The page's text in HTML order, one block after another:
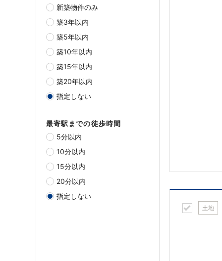
新築物件のみ
築3年以内
築5年以内
築10年以内
築15年以内
築20年以内
指定しない
最寄駅までの徒歩時間
5分以内
10分以内
15分以内
20分以内
指定しない
土地